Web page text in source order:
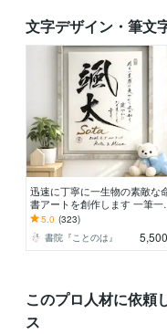
文字デザイン・筆文
迅速に丁寧に一生物の素敵な
書アートを創作します 一筆一
に心を込めた手書き毛筆の魅力
お子様のお誕生の記念に
5.0 (323)
書院『ことのは』
5,500
このプロ人材に依頼
ス